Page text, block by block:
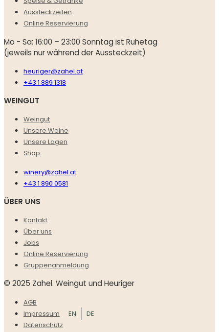
Aussteckzeiten
Online Reservierung
Mo - Sa: 16:00 – 23:00 Sonntag ist Ruhetag
(jeweils nur während der Aussteckzeit)
heuriger@zahel.at
+43 1 889 1318
WEINGUT
Weingut
Unsere Weine
Unsere Lagen
Shop
winery@zahel.at
+43 1 890 0581
ÜBER UNS
Kontakt
Über uns
Jobs
Online Reservierung
Gruppenanmeldung
© 2025 Zahel. Weingut und Heuriger
AGB
Impressum
Datenschutz
EN DE